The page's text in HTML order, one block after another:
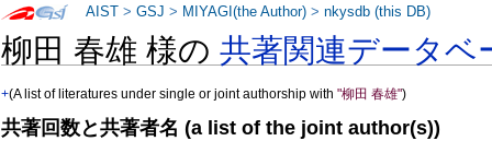
柳田 春雄 様の共著関連データベ
+(A list of literatures under single or joint authorship with"柳田 春雄")
共著回数と共著者名 (a list of the joint author(s))
AIST >GSJ > MIYAGI(the Author) >nkysdb (this DB)